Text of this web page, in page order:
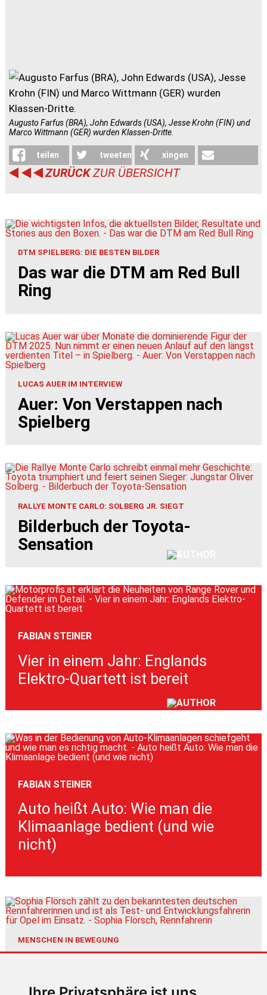
Augusto Farfus (BRA), John Edwards (USA), Jesse Krohn (FIN) und
Marco Wittmann (GER) wurden Klassen-Dritte.
teilen tweeten xingen
ZURÜCKZUR ÜBERSICHT
DTM SPIELBERG: DIE BESTEN BILDER
Das war die DTM am Red Bull
Ring
LUCAS AUER IM INTERVIEW
Auer: Von Verstappen nach
Spielberg
RALLYE MONTE CARLO: SOLBERG JR. SIEGT
Bilderbuch der Toyota-
Sensation
FABIAN STEINER
Vier in einem Jahr: Englands
Elektro-Quartett ist bereit
FABIAN STEINER
Auto heißt Auto: Wie man die
Klimaanlage bedient (und wie
nicht)
MENSCHEN IN BEWEGUNG
Sophia Flörsch, Rennfahrerin